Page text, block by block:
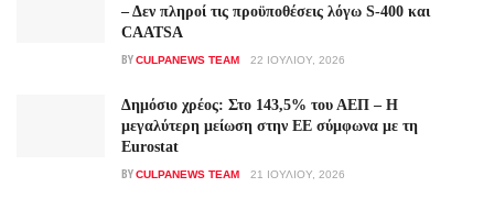
– Δεν πληροί τις προϋποθέσεις λόγω S-400 και
CAATSA
BYCULPANEWS TEAM 22 ΙΟΥΛΊΟΥ, 2026
Δημόσιο χρέος: Στο 143,5% του ΑΕΠ – Η
μεγαλύτερη μείωση στην ΕΕ σύμφωνα με τη
Eurostat
BYCULPANEWS TEAM 21 ΙΟΥΛΊΟΥ, 2026